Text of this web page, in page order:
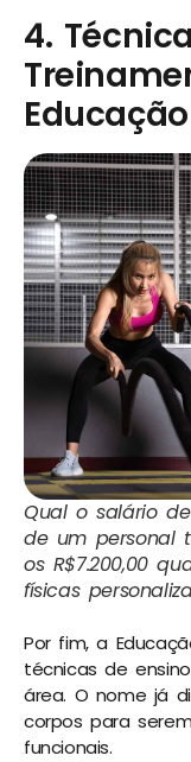
4.
Qual o salário
de um personal
os R$7.200,00
físicas
Por fim, a
técnicas de
área. O nome já
corpos para
funcionais.